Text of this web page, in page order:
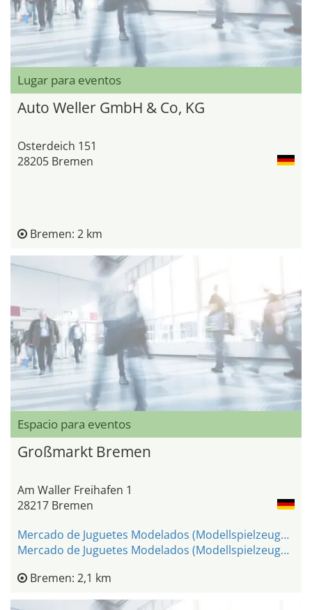
Lugar para eventos
Auto Weller GmbH & Co, KG
Osterdeich 151
28205 Bremen
Bremen: 2 km
Espacio para eventos
Großmarkt Bremen
Am Waller Freihafen 1
28217 Bremen
Mercado de Juguetes Modelados (Modellspielzeugmarkt)
Mercado de Juguetes Modelados (Modellspielzeugmarkt)
Bremen: 2,1 km